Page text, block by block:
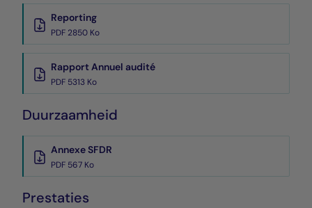
Reporting
PDF 2850 Ko
Rapport Annuel audité
PDF 5313 Ko
Duurzaamheid
Annexe SFDR
PDF 567 Ko
Prestaties